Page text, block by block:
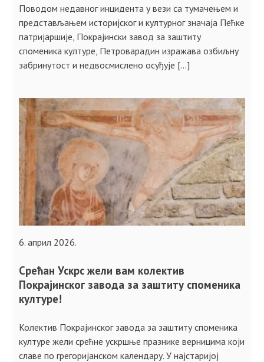
Поводом недавног инцидента у вези са тумачењем и
представљањем историјског и културног значаја Пећкe
патријаршије, Покрајински завод за заштиту
споменика културе, Петроварадин изражава озбиљну
забринутост и недвосмислено осуђује […]
6. април 2026.
Срећан Ускрс жели вам колектив
Покрајинског завода за заштиту споменика
културе!
Колектив Покрајинског завода за заштиту споменика
културе жели срећне ускршње празнике верницима који
славе по грегоријанском календару. У најстаријој